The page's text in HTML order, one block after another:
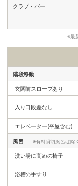
クラブ・バー
※最
階段移動
玄関前スロープあり
入り口段差なし
エレベーター(平屋含む)
風呂 ※有料貸切風呂は除く
洗い場に高めの椅子
浴槽の手すり